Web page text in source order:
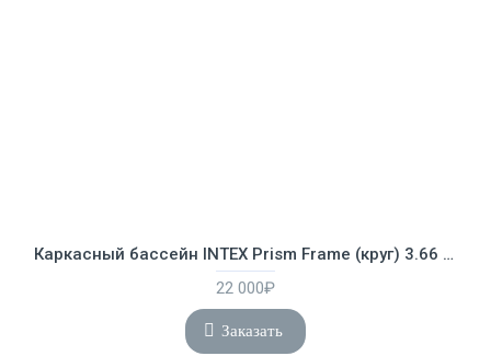
Каркасный бассейн INTEX Prism Frame (круг) 3.66 х 1.22 м ; артикул 26718
22 000₽
Заказать